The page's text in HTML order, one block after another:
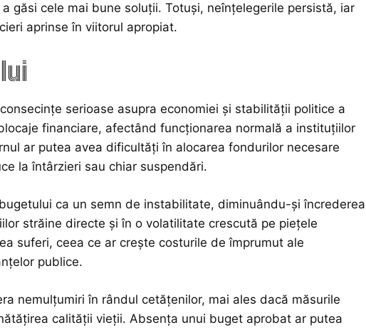
găsi cele mai bune soluții. Totuși, neînțelegerile persistă, iar
aprinse în viitorul apropiat.
serioase asupra economiei și stabilității politice a
financiare, afectând funcționarea normală a instituțiilor
ar putea avea dificultăți în alocarea fondurilor necesare
la întârzieri sau chiar suspendări.
ca un semn de instabilitate, diminuându-și încrederea
străine directe și în o volatilitate crescută pe piețele
suferi, ceea ce ar crește costurile de împrumut ale
publice.
nemulțumiri în rândul cetățenilor, mai ales dacă măsurile
calității vieții. Absența unui buget aprobat ar putea